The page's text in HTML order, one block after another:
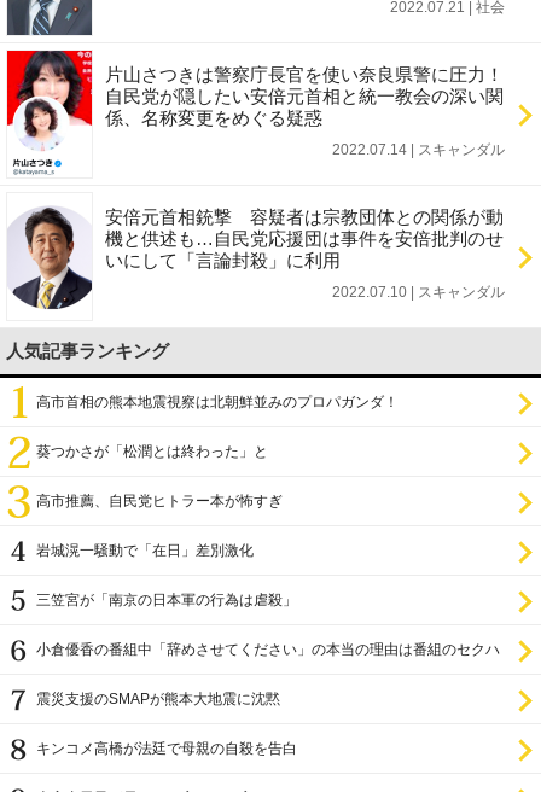
2022.07.21 | 社会
片山さつきは警察庁長官を使い奈良県警に圧力！
自民党が隠したい安倍元首相と統一教会の深い関
係、名称変更をめぐる疑惑
2022.07.14 | スキャンダル
安倍元首相銃撃 容疑者は宗教団体との関係が動
機と供述も…自民党応援団は事件を安倍批判のせ
いにして「言論封殺」に利用
2022.07.10 | スキャンダル
人気記事ランキング
高市首相の熊本地震視察は北朝鮮並みのプロパガンダ！
葵つかさが「松潤とは終わった」と
高市推薦、自民党ヒトラー本が怖すぎ
岩城滉一騒動で「在日」差別激化
三笠宮が「南京の日本軍の行為は虐殺」
小倉優香の番組中「辞めさせてください」の本当の理由は番組のセクハ
震災支援のSMAPが熊本大地震に沈黙
キンコメ高橋が法廷で母親の自殺を告白